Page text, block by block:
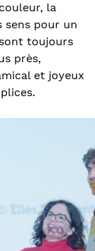
la
sens pour un
toujours
près,
et joyeux